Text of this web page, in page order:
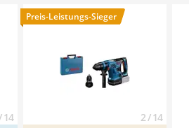
hat uns hier im August 2026
Bosch Professional GBH 8-45 D
14
Preis-Leistungs-Sieger
2 / 14